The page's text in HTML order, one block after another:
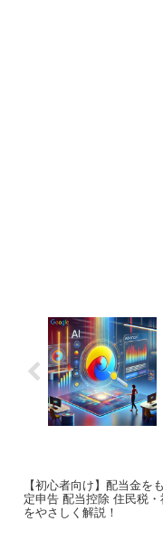
【初心者向け】配当金を
定申告 配当控除 住民税
をやさしく解説！